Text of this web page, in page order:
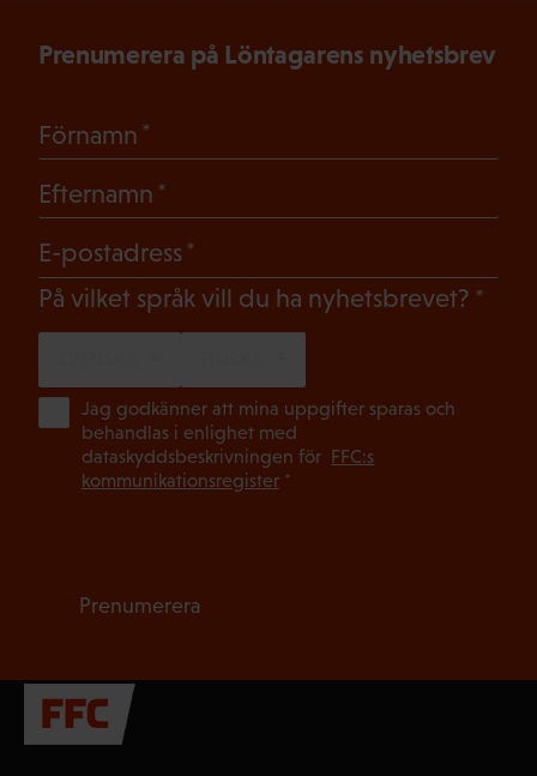
Prenumerera på Löntagarens nyhetsbrev
Förnamn
Efternamn
E-postadress
På vilket språk vill du ha nyhetsbrevet?
Jag godkänner att mina uppgifter sparas och
behandlas i enlighet med
dataskyddsbeskrivningen för FFC:s
kommunikationsregister*
Prenumerera